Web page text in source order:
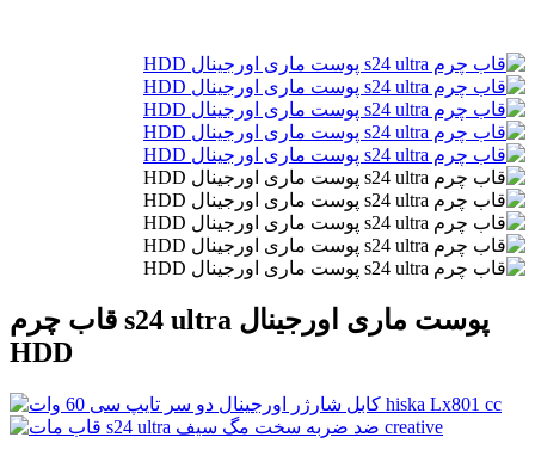
قاب چرم s24 ultra پوست ماری اورجینال
HDD